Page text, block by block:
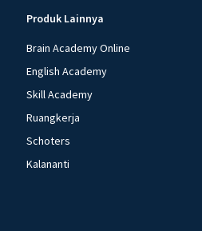
Produk Lainnya
Brain Academy Online
English Academy
Skill Academy
Ruangkerja
Schoters
Kalananti